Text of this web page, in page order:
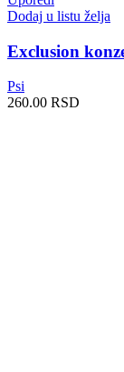
Dodaj u listu želja
Exclusion
Psi
260.00 RSD